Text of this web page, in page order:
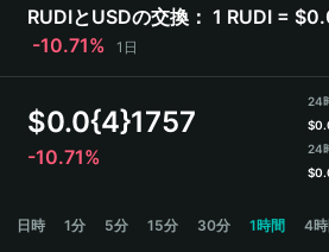
Bahasa Indonesia
ภาษาไทย
हिन्दी
Español
Português (Brasil)
RUDIとUSDの交換： 1 RUDI =
-10.71%
1日
$0.0{4}1757
-10.71%
24
$
24
$
日時 1分 5分 15分 30分 1時間 4